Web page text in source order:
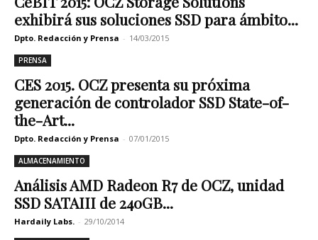
exhibirá sus soluciones SSD para ámbito...
Dpto. Redacción y Prensa - 14/03/2015
PRENSA
CES 2015. OCZ presenta su próxima
generación de controlador SSD State-of-
the-Art...
Dpto. Redacción y Prensa - 07/01/2015
ALMACENAMIENTO
Análisis AMD Radeon R7 de OCZ, unidad
SSD SATAIII de 240GB...
Hardaily Labs. - 29/10/2014